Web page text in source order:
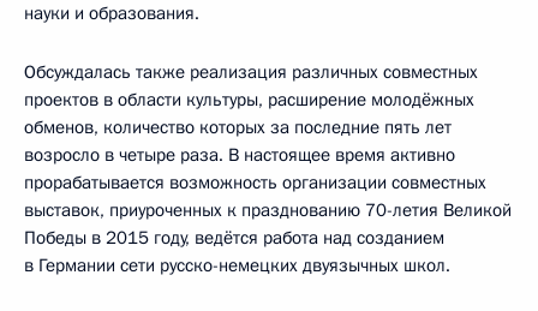
науки и образования.
Обсуждалась также реализация различных совместных
проектов в области культуры, расширение молодёжных
обменов, количество которых за последние пять лет
возросло в четыре раза. В настоящее время активно
прорабатывается возможность организации совместных
выставок, приуроченных к празднованию 70-летия Великой
Победы в 2015 году, ведётся работа над созданием
в Германии сети русско-немецких двуязычных школ.